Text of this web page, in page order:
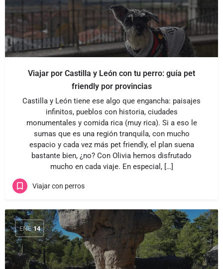
Viajar por Castilla y León con tu perro: guía pet
friendly por provincias
Castilla y León tiene ese algo que engancha: paisajes
infinitos, pueblos con historia, ciudades
monumentales y comida rica (muy rica). Si a eso le
sumas que es una región tranquila, con mucho
espacio y cada vez más pet friendly, el plan suena
bastante bien, ¿no? Con Olivia hemos disfrutado
mucho en cada viaje. En especial, […]
Viajar con perros
ENE 14